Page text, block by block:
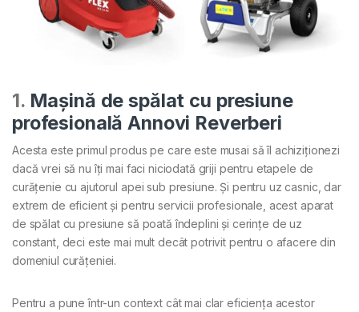
1. Mașină de spălat cu presiune
profesională Annovi Reverberi
Acesta este primul produs pe care este musai să îl achiziționezi
dacă vrei să nu îți mai faci niciodată griji pentru etapele de
curățenie cu ajutorul apei sub presiune. Și pentru uz casnic, dar
extrem de eficient și pentru servicii profesionale, acest aparat
de spălat cu presiune să poată îndeplini și cerințe de uz
constant, deci este mai mult decât potrivit pentru o afacere din
domeniul curățeniei.
Pentru a pune într-un context cât mai clar eficiența acestor